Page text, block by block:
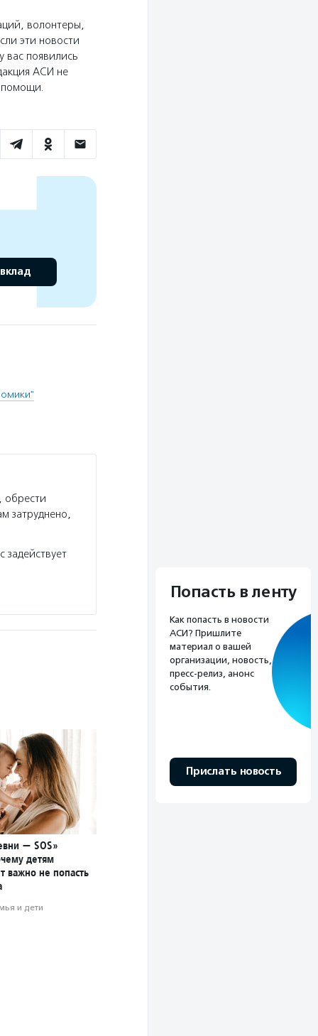
волонтеры,
эти новости
вас появились
АСИ не
помощи.
обрести
затруднено,
— SOS»
детям
важно не попасть
и дети
Попасть в ленту
Как попасть в новости
АСИ? Пришлите
материал о вашей
организации, новость,
пресс-релиз, анонс
события.
Прислать новость